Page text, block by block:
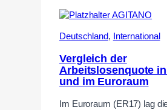
Deutschland, International
Vergleich der
Arbeitslosenquote
und im Euroraum
Im Euroraum (ER17) lag